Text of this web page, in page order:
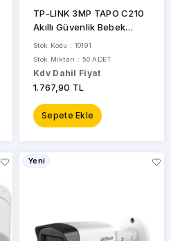
TP-LINK 3MP TAPO C210
Akıllı Güvenlik Bebek
Kamerası Wlan
(Kablosuz)
Stok Kodu : 10191
Stok Miktarı : 50 ADET
Kdv Dahil Fiyat
1.767,90 TL
Sepete Ekle
Yeni